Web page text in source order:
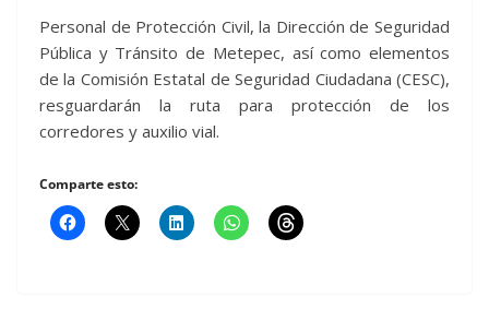
Personal de Protección Civil, la Dirección de Seguridad
Pública y Tránsito de Metepec, así como elementos
de la Comisión Estatal de Seguridad Ciudadana (CESC),
resguardarán la ruta para protección de los
corredores y auxilio vial.
Comparte esto: